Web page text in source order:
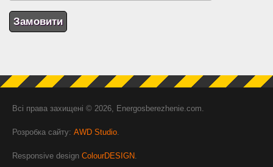
Всі права захищені © 2026, Energosberezhenie.com.
Розробка сайту: AWD Studio.
Responsive design ColourDESIGN.